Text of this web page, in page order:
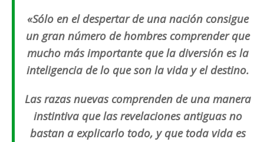
«Sólo en el despertar de una nación consigue
un gran número de hombres comprender que
mucho más importante que la diversión es la
inteligencia de lo que son la vida y el destino.
Las razas nuevas comprenden de una manera
instintiva que las revelaciones antiguas no
bastan a explicarlo todo, y que toda vida es